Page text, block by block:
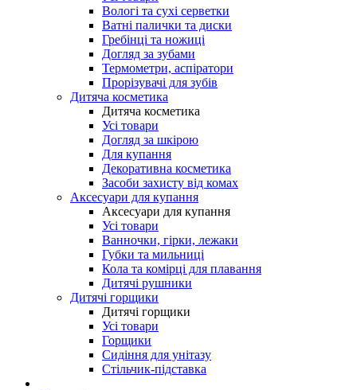
Вологі та сухі серветки
Ватні палички та диски
Гребінці та ножиці
Догляд за зубами
Термометри, аспіратори
Прорізувачі для зубів
Дитяча косметика
Дитяча косметика
Усі товари
Догляд за шкірою
Для купання
Декоративна косметика
Засоби захисту від комах
Аксесуари для купання
Аксесуари для купання
Усі товари
Ванночки, гірки, лежаки
Губки та мильниці
Кола та комірці для плавання
Дитячі рушники
Дитячі горщики
Дитячі горщики
Усі товари
Горщики
Сидіння для унітазу
Стільчик-підставка